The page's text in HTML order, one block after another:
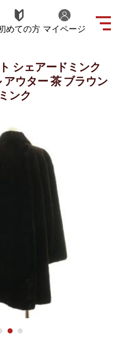
めての方 マイページ
シェアードミンク
アウター 茶 ブラウン
ンク